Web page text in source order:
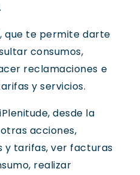
que te permite darte
consumos,
reclamaciones e
y servicios.
desde la
acciones,
y tarifas, ver facturas
realizar